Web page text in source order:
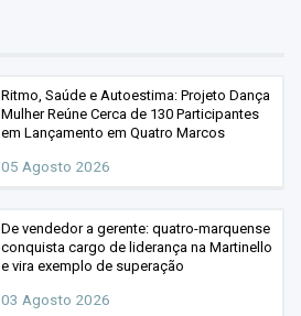
Ritmo, Saúde e Autoestima: Projeto Dança
Mulher Reúne Cerca de 130 Participantes
em Lançamento em Quatro Marcos
05 Agosto 2026
De vendedor a gerente: quatro-marquense
conquista cargo de liderança na Martinello
e vira exemplo de superação
03 Agosto 2026